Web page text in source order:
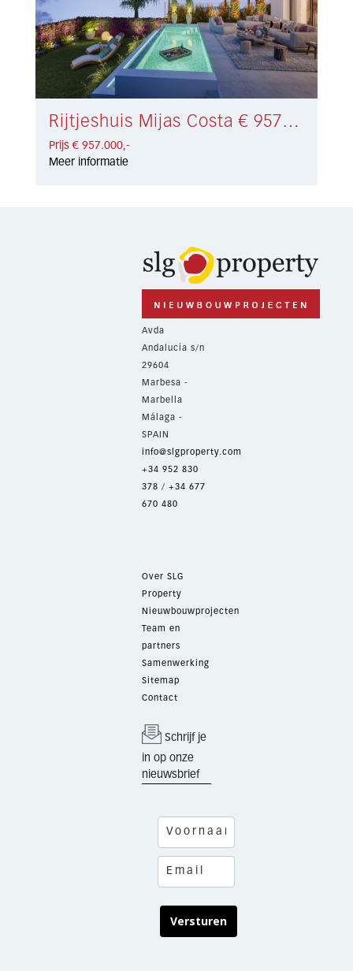
Rijtjeshuis Mijas Costa € 957.000,-
Prijs € 957.000,-
Meer informatie
Avda
Andalucía s/n
29604
Marbesa -
Marbella
Málaga -
SPAIN
info@slgproperty.com
+34 952 830
378 / +34 677
670 480
Over SLG
Property
Nieuwbouwprojecten
Team en
partners
Samenwerking
Sitemap
Contact
Schrijf je
in op onze
nieuwsbrief
Versturen